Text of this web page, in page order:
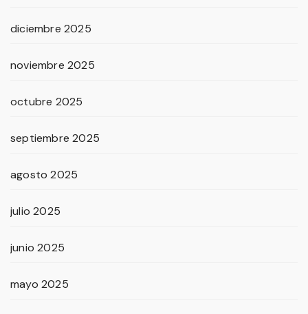
diciembre 2025
noviembre 2025
octubre 2025
septiembre 2025
agosto 2025
julio 2025
junio 2025
mayo 2025